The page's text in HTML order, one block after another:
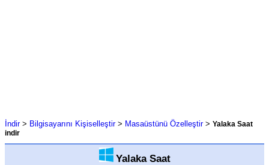
İndir> Bilgisayarını Kişiselleştir> Masaüstünü Özelleştir> Yalaka Saat
indir
Yalaka Saat